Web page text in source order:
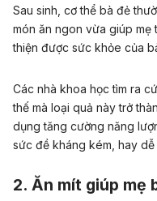
Sau sinh, cơ thể bà đẻ
món ăn ngon vừa giúp
thiện được sức khỏe của
Các nhà khoa học tìm ra
thế mà loại quả này trở
dụng tăng cường năng
sức đề kháng kém, hay dễ
2. Ăn mít giúp mẹ